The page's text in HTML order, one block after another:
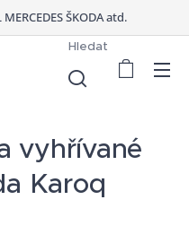
ŠKODA atd.
Hledat
vyhřívané
Karoq